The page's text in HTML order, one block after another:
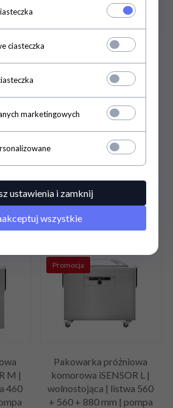
M |
mm |
/ 29
Pakowarka próżniowa
komorowa iSENSOR L |
wolnostojąca | listwa 560
BECKER 65 m3/h | 1,5 kW
| 1136x707x1050 mm |
FIL6K2E2
41 641,65PLN/ 33
855,00PLN*
55 522,20 PLN / 45 140,00
M |
460
Promocja
Pakowarka próżniowa
komorowa iSENSOR L |
wolnostojąca | listwa 560
+ 560 + 880 mm | pompa
ciasteczka
marketingowych
ustawienia i zamknij
wszystkie